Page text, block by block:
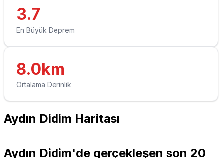
3.7
En Büyük Deprem
8.0km
Ortalama Derinlik
Aydın Didim Haritası
+
Aydın Didim'de gerçekleşen son 20